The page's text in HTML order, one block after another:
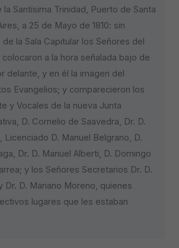
la Santísima Trinidad, Puerto de Santa
a 25 de Mayo de 1810: sin
la Sala Capitular los Señores del
a la hora señalada bajo de
delante, y en él la imagen del
Evangelios; y comparecieron los
y Vocales de la nueva Junta
D. Cornelio de Saavedra, Dr. D.
Licenciado D. Manuel Belgrano, D.
Dr. D. Manuel Alberti, D. Domingo
y los Señores Secretarios Dr. D.
Dr. D. Mariano Moreno, quienes
lugares que les estaban